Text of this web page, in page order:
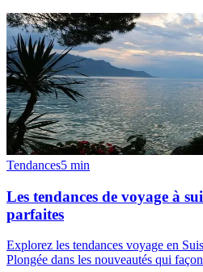
Tendances5 min
Les tendances de voyage à
parfaites
Explorez les tendances voyage en
Plongée dans les nouveautés qui